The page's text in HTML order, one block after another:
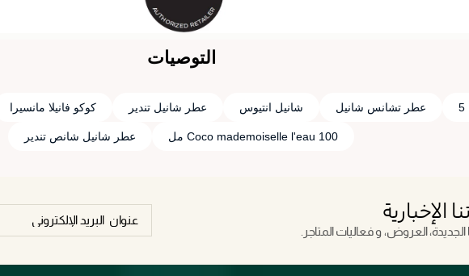
التوصيات
عطر تشانس شانيل شانيل انتيوس عطر شانيل تندير كوكو فانيلا مانسيرا
Coco mademoiselle l'eau 100 مل عطر شانيل شانص تندير
الإخبارية
العروض، و فعاليات المتاجر.